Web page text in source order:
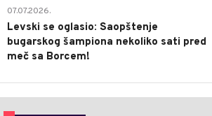
07.07.2026.
Levski se oglasio: Saopštenje
bugarskog šampiona nekoliko sati pred
meč sa Borcem!